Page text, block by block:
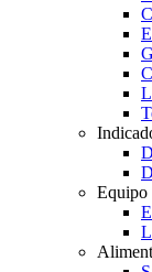
Equipo